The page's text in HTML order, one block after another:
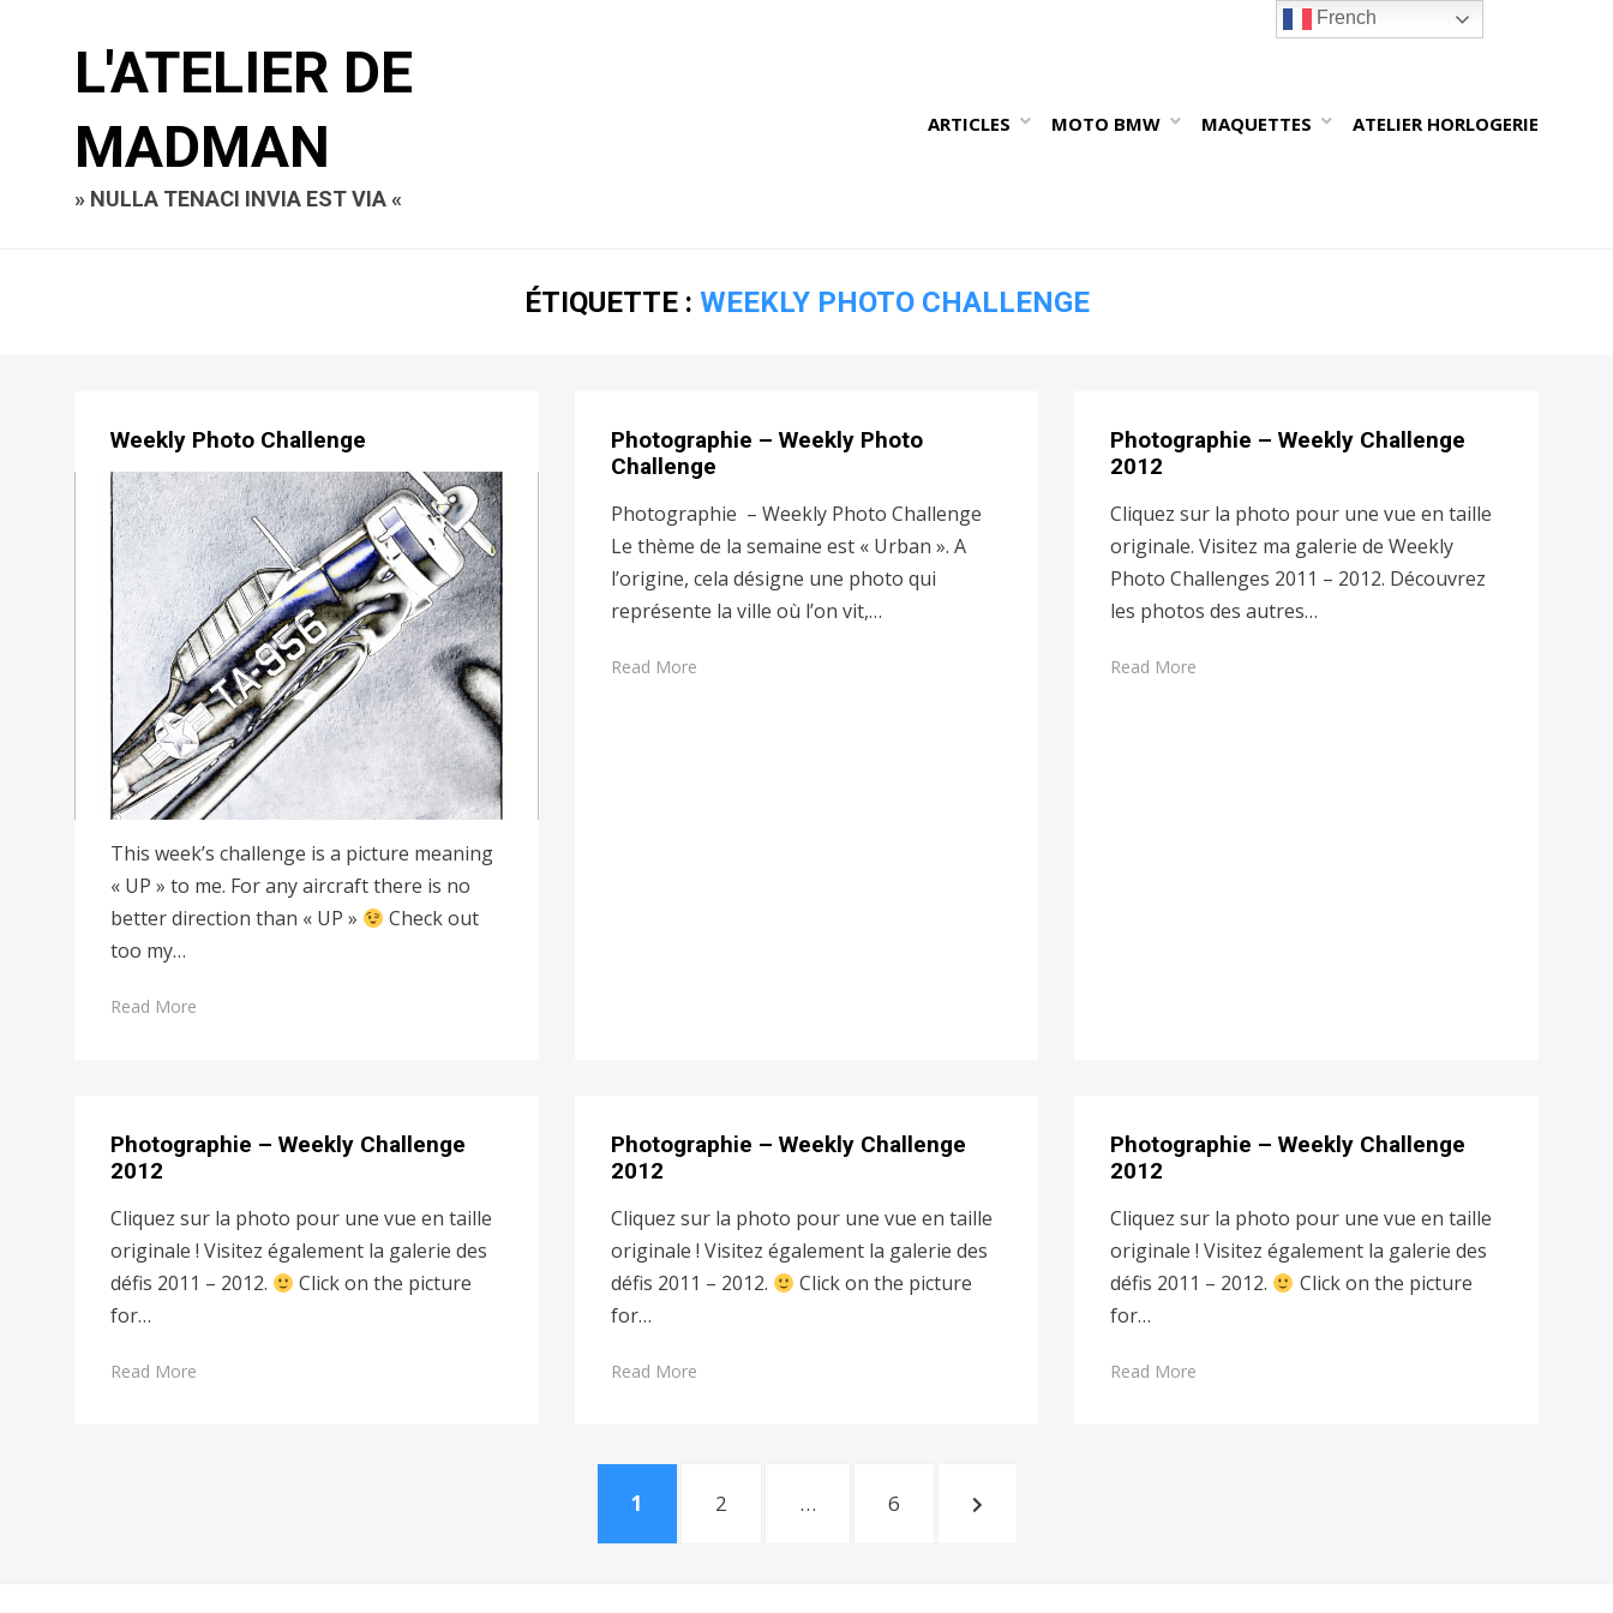
L'ATELIER DE
MADMAN
» NULLA TENACI INVIA EST VIA «
ARTICLES MOTO BMW MAQUETTES ATELIER HORLOGERIE
ÉTIQUETTE : WEEKLY PHOTO CHALLENGE
Weekly Photo Challenge
This week’s challenge is a picture meaning
« UP » to me. For any aircraft there is no
better direction than « UP »
Check out
too my…
Read More
Photographie – Weekly Photo
Challenge
Photographie – Weekly Photo Challenge
Le thème de la semaine est « Urban ». A
l’origine, cela désigne une photo qui
représente la ville où l’on vit,…
Read More
Photographie – Weekly Challenge
2012
Cliquez sur la photo pour une vue en taille
originale. Visitez ma galerie de Weekly
Photo Challenges 2011 – 2012. Découvrez
les photos des autres…
Read More
Photographie – Weekly Challenge
2012
Cliquez sur la photo pour une vue en taille
originale ! Visitez également la galerie des
défis 2011 – 2012.
Click on the picture
for…
Read More
Photographie – Weekly Challenge
2012
Cliquez sur la photo pour une vue en taille
originale ! Visitez également la galerie des
défis 2011 – 2012.
Click on the picture
for…
Read More
Photographie – Weekly Challenge
2012
Cliquez sur la photo pour une vue en taille
originale ! Visitez également la galerie des
défis 2011 – 2012.
Click on the picture
for…
Read More
PAGE
1 PAGE
2 … PAGE
6
NEXT
French